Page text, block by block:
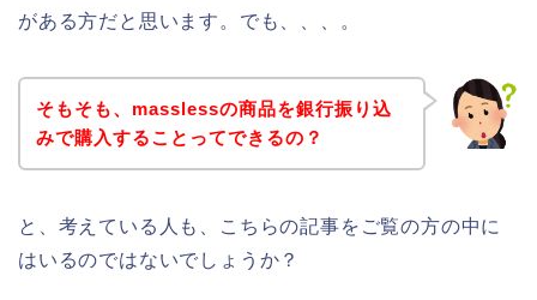
がある方だと思います。でも、、、。
そもそも、masslessの商品を銀行振り込
みで購入することってできるの？
と、考えている人も、こちらの記事をご覧の方の中に
はいるのではないでしょうか？